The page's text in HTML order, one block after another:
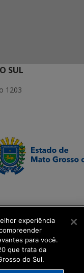
SUL
1203
experiência
para você.
que trata da
do Sul.